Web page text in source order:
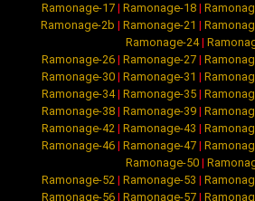
Ramonage-17| Ramonage-18|
Ramonage-2b | Ramonage-21 |
Ramonage-24|
Ramonage-26| Ramonage-27|
Ramonage-30| Ramonage-31 |
Ramonage-34| Ramonage-35|
Ramonage-38| Ramonage-39|
Ramonage-42| Ramonage-43 |
Ramonage-46| Ramonage-47|
Ramonage-50|
Ramonage-52| Ramonage-53 |
Ramonage-56| Ramonage-57|